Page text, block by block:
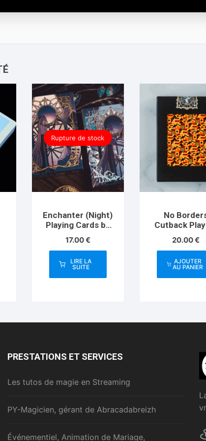
Rupture de stock
Enchanter (Night)
Playing Cards by
17.00€
LIRE LA
SUITE
No
Cutback
and the
20.00€
AJOUTER
AU PANIER
PRESTATIONS ET SERVICES
Les tutos de magie en Streaming
PY-Magicien, gérant de Abracadabreizh
Événementiel, Animation de Mariage,